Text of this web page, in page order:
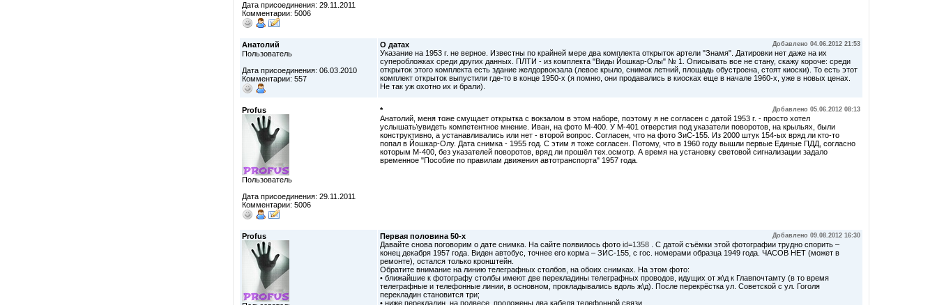
Дата присоединения: 29.11.2011
Комментарии: 5006
Анатолий
Пользователь
Дата присоединения: 06.03.2010
Комментарии: 557
О датах Добавлено 04.06.2012 21:53
Указание на 1953 г. не верное. Известны по крайней мере два комплекта открыток артели "Знамя". Датировки нет даже на их
суперобложках среди других данных. ПЛТИ - из комплекта "Виды Йошкар-Олы" № 1. Описывать все не стану, скажу короче: среди
открыток этого комплекта есть здание желдорвокзала (левое крыло, снимок летний, площадь обустроена, стоят киоски). То есть этот
комплект открыток выпустили где-то в конце 1950-х (я помню, они продавались в киосках еще в начале 1960-х, уже в новых ценах.
Не так уж охотно их и брали).
Profus
Пользователь
Дата присоединения: 29.11.2011
Комментарии: 5006
* Добавлено 05.06.2012 08:13
Анатолий, меня тоже смущает открытка с вокзалом в этом наборе, поэтому я не согласен с датой 1953 г. - просто хотел
услышать\увидеть компетентное мнение. Иван, на фото М-400. У М-401 отверстия под указатели поворотов, на крыльях, были
конструктивно, а устанавливались или нет - второй вопрос. Согласен, что на фото ЗиС-155. Из 2000 штук 154-ых вряд ли кто-то
попал в Йошкар-Олу. Дата снимка - 1955 год. С этим я тоже согласен. Потому, что в 1960 году вышли первые Единые ПДД, согласно
которым М-400, без указателей поворотов, вряд ли прошёл тех.осмотр. А время на установку световой сигнализации задало
временное "Пособие по правилам движения автотранспорта" 1957 года.
Profus Первая половина 50-х Добавлено 09.08.2012 16:30
Давайте снова поговорим о дате снимка. На сайте появилось фото id=1358 . С датой съёмки этой фотографии трудно спорить –
конец декабря 1957 года. Виден автобус, точнее его корма – ЗИС-155, с гос. номерами образца 1949 года. ЧАСОВ НЕТ (может в
ремонте), остался только кронштейн.
Обратите внимание на линию телеграфных столбов, на обоих снимках. На этом фото:
• ближайшие к фотографу столбы имеют две перекладины телеграфных проводов, идущих от ж\д к Главпочтамту (в то время
телеграфные и телефонные линии, в основном, прокладывались вдоль ж\д). После перекрёстка ул. Советской с ул. Гоголя
перекладин становится три;
• ниже перекладин, на подвесе, проложены два кабеля телефонной связи.